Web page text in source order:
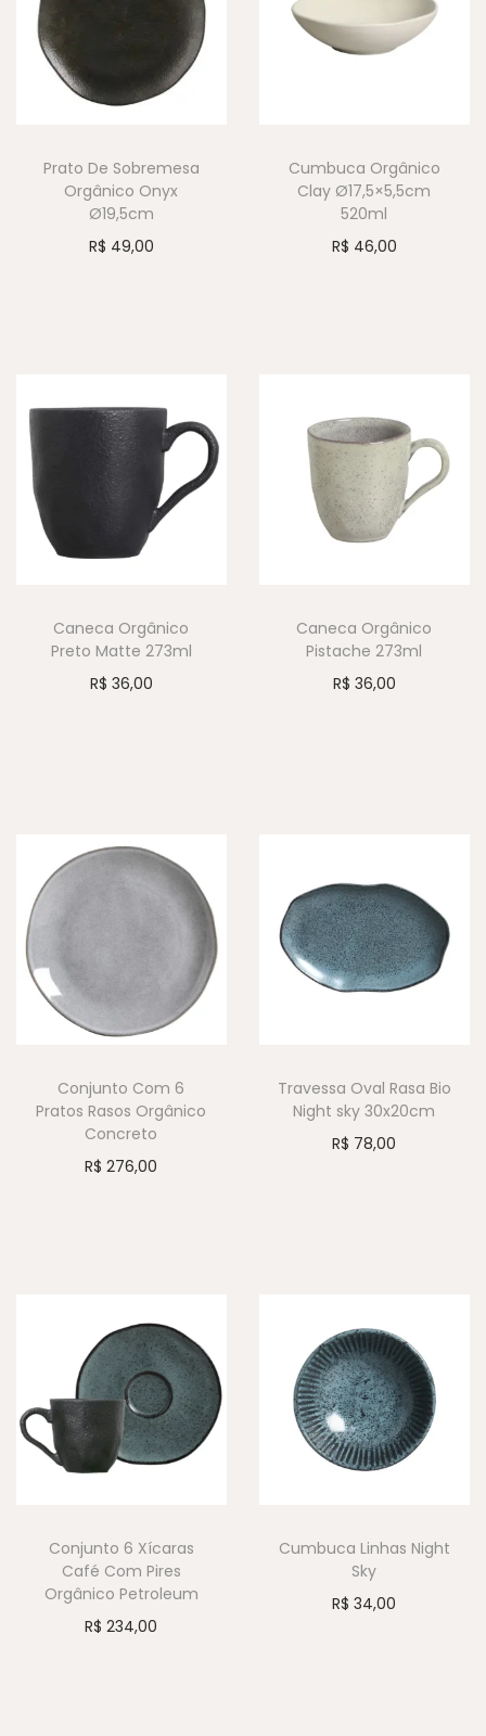
Prato De Sobremesa
Orgânico Onyx
Ø19,5cm
R$ 49,00
Cumbuca Orgânico
Clay Ø17,5×5,5cm
520ml
R$ 46,00
Caneca Orgânico
Preto Matte 273ml
R$ 36,00
Caneca Orgânico
Pistache 273ml
R$ 36,00
Conjunto Com 6
Pratos Rasos Orgânico
Concreto
R$ 276,00
Travessa Oval Rasa Bio
Night sky 30x20cm
R$ 78,00
Conjunto 6 Xícaras
Café Com Pires
Orgânico Petroleum
R$ 234,00
Cumbuca Linhas Night
Sky
R$ 34,00